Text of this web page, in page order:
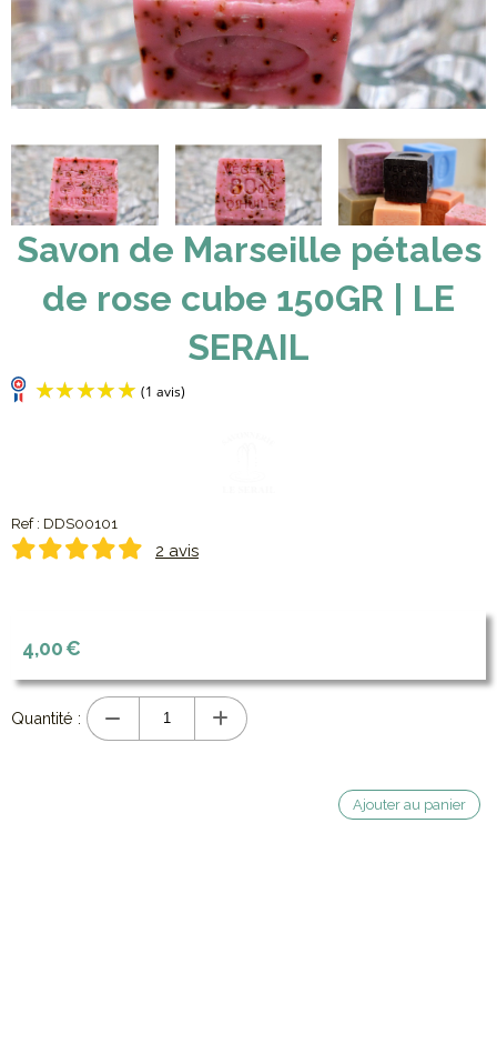
Savon de Marseille pétales
de rose cube 150GR | LE
SERAIL
Ref : DDS00101
2 avis
4,00€
Quantité :
Ajouter au panier